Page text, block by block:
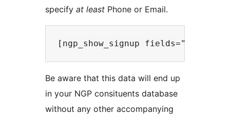
specify at least Phone or Email.
Be aware that this data will end up
in your NGP consituents database
without any other accompanying